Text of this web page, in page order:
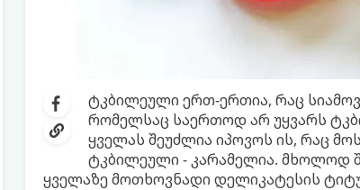
ტკბილეული ერთ-ერთია, რაც
რომელსაც საერთოდ არ უყვარს
ყველას შეუძლია იპოვოს ის, რაც
ტკბილეული - კარამელია. მხოლოდ
ყველაზე მოთხოვნადი დელიკატესის